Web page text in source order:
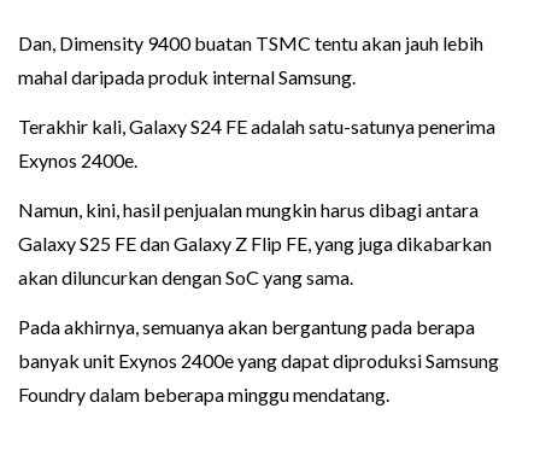
Dan, Dimensity 9400 buatan TSMC tentu akan jauh lebih
mahal daripada produk internal Samsung.
Terakhir kali, Galaxy S24 FE adalah satu-satunya penerima
Exynos 2400e.
Namun, kini, hasil penjualan mungkin harus dibagi antara
Galaxy S25 FE dan Galaxy Z Flip FE, yang juga dikabarkan
akan diluncurkan dengan SoC yang sama.
Pada akhirnya, semuanya akan bergantung pada berapa
banyak unit Exynos 2400e yang dapat diproduksi Samsung
Foundry dalam beberapa minggu mendatang.